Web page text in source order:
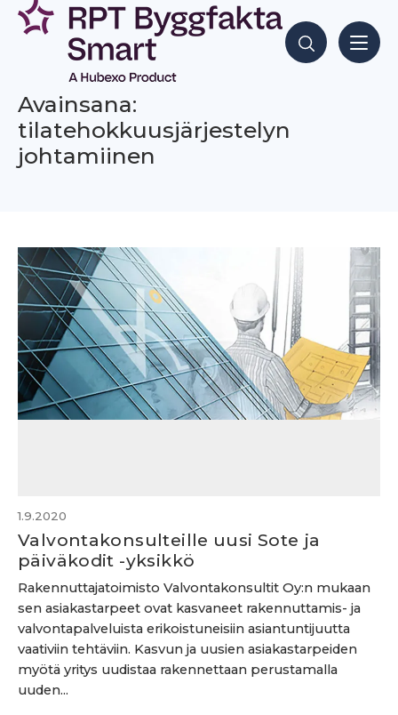
Siirry
sisältöön
Hae sisältöjä
Avainsana:
tilatehokkuusjärjestelyn
johtamiinen
1.9.2020
Valvontakonsulteille uusi Sote ja
päiväkodit -yksikkö
Rakennuttajatoimisto Valvontakonsultit Oy:n mukaan
sen asiakastarpeet ovat kasvaneet rakennuttamis- ja
valvontapalveluista erikoistuneisiin asiantuntijuutta
vaativiin tehtäviin. Kasvun ja uusien asiakastarpeiden
myötä yritys uudistaa rakennettaan perustamalla
uuden...